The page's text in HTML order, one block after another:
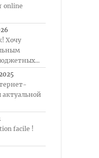
online
Хочу
актуальной
facile !